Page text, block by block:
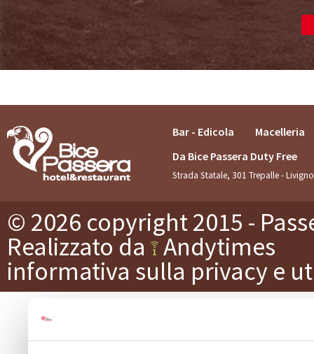
Bar - Edicola
Macelleria
Da Bice Passera Duty Free
Strada Statale, 301 Trepalle -
© 2026 copyright 2015 -
Realizzato da Andytimes
informativa sulla privacy e